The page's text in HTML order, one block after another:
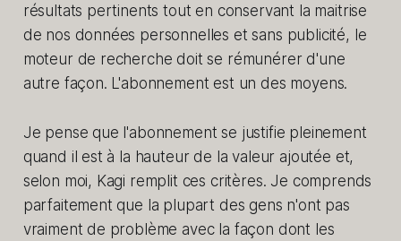
résultats pertinents tout en conservant la maitrise
de nos données personnelles et sans publicité, le
moteur de recherche doit se rémunérer d'une
autre façon. L'abonnement est un des moyens.
Je pense que l'abonnement se justifie pleinement
quand il est à la hauteur de la valeur ajoutée et,
selon moi, Kagi remplit ces critères. Je comprends
parfaitement que la plupart des gens n'ont pas
vraiment de problème avec la façon dont les